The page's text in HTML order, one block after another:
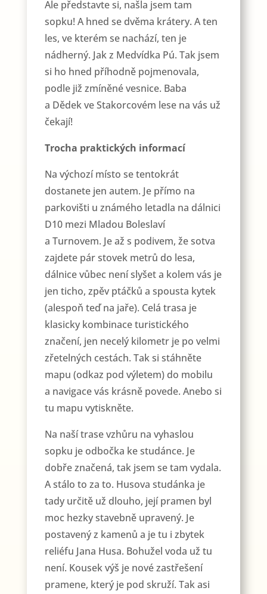
Ale představte si, našla jsem tam
sopku! A hned se dvěma krátery. A ten
les, ve kterém se nachází, ten je
nádherný. Jak z Medvídka Pú. Tak jsem
si ho hned příhodně pojmenovala,
podle již zmíněné vesnice. Baba
a Dědek ve Stakorcovém lese na vás už
čekají!
Trocha praktických informací
Na výchozí místo se tentokrát
dostanete jen autem. Je přímo na
parkovišti u známého letadla na dálnici
D10 mezi Mladou Boleslaví
a Turnovem. Je až s podivem, že sotva
zajdete pár stovek metrů do lesa,
dálnice vůbec není slyšet a kolem vás je
jen ticho, zpěv ptáčků a spousta kytek
(alespoň teď na jaře). Celá trasa je
klasicky kombinace turistického
značení, jen necelý kilometr je po velmi
zřetelných cestách. Tak si stáhněte
mapu (odkaz pod výletem) do mobilu
a navigace vás krásně povede. Anebo si
tu mapu vytiskněte.
Na naší trase vzhůru na vyhaslou
sopku je odbočka ke studánce. Je
dobře značená, tak jsem se tam vydala.
A stálo to za to. Husova studánka je
tady určitě už dlouho, její pramen byl
moc hezky stavebně upravený. Je
postavený z kamenů a je tu i zbytek
reliéfu Jana Husa. Bohužel voda už tu
není. Kousek výš je nové zastřešení
pramene, který je pod skruží. Tak asi